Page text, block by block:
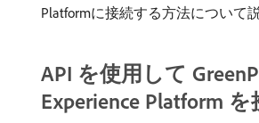
Platformに接続する方法について
API を使用して
Experience Platform